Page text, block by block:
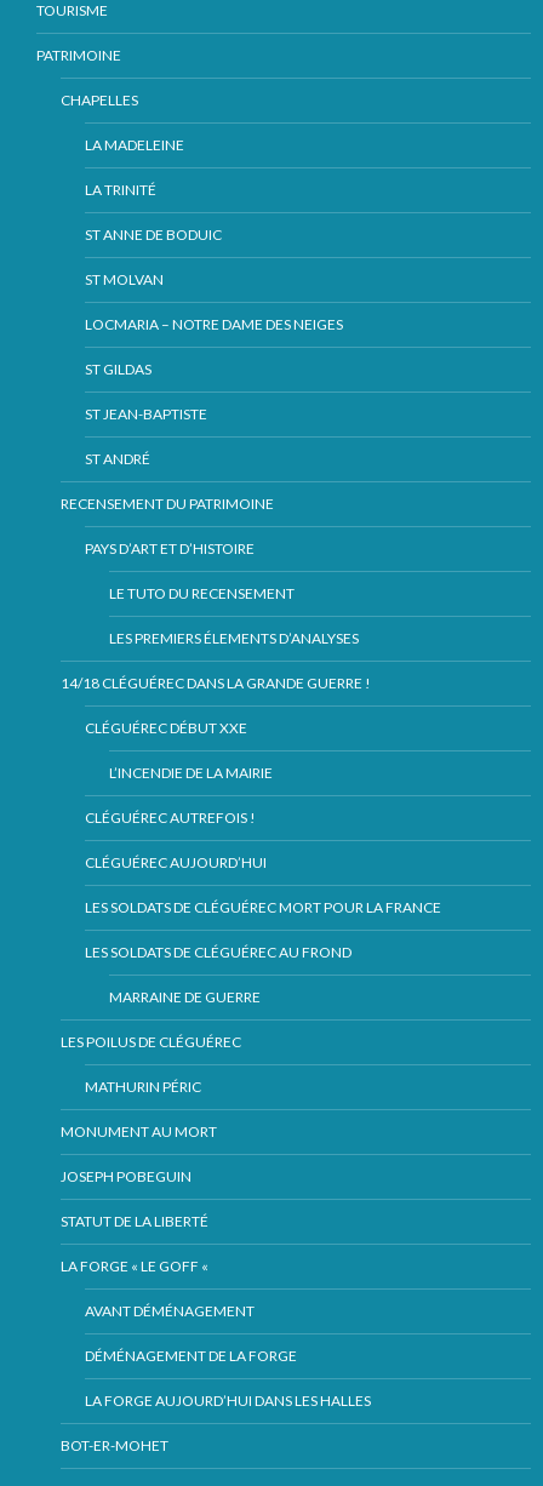
TOURISME
PATRIMOINE
CHAPELLES
LA MADELEINE
LA TRINITÉ
ST ANNE DE BODUIC
ST MOLVAN
LOCMARIA – NOTRE DAME DES NEIGES
ST GILDAS
ST JEAN-BAPTISTE
ST ANDRÉ
RECENSEMENT DU PATRIMOINE
PAYS D’ART ET D’HISTOIRE
LE TUTO DU RECENSEMENT
LES PREMIERS ÉLEMENTS D’ANALYSES
14/18 CLÉGUÉREC DANS LA GRANDE GUERRE !
CLÉGUÉREC DÉBUT XXE
L’INCENDIE DE LA MAIRIE
CLÉGUÉREC AUTREFOIS !
CLÉGUÉREC AUJOURD’HUI
LES SOLDATS DE CLÉGUÉREC MORT POUR LA FRANCE
LES SOLDATS DE CLÉGUÉREC AU FROND
MARRAINE DE GUERRE
LES POILUS DE CLÉGUÉREC
MATHURIN PÉRIC
MONUMENT AU MORT
JOSEPH POBEGUIN
STATUT DE LA LIBERTÉ
LA FORGE « LE GOFF «
AVANT DÉMÉNAGEMENT
DÉMÉNAGEMENT DE LA FORGE
LA FORGE AUJOURD’HUI DANS LES HALLES
BOT-ER-MOHET